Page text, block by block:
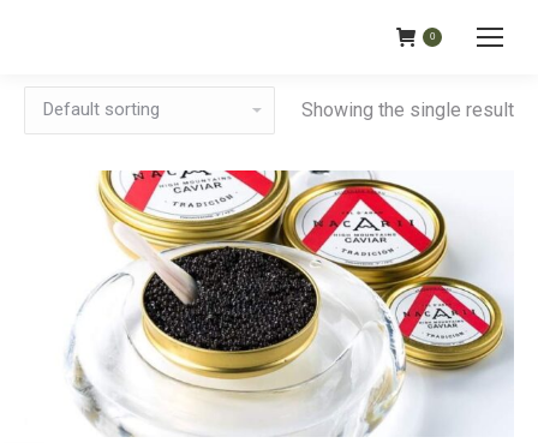
0
Showing the single result